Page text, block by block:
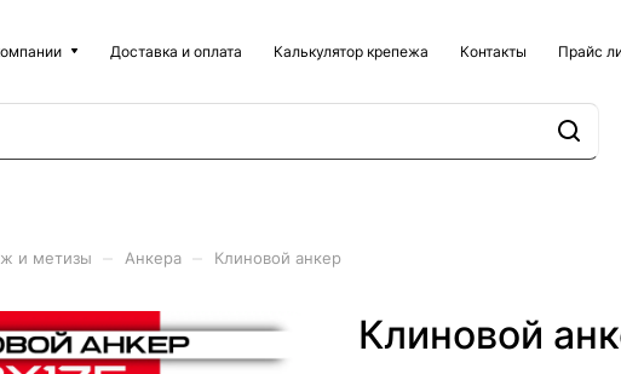
Доставка и оплата Калькулятор крепежа Контакты Прайс
и метизы Анкера Клиновой анкер
Клиновой